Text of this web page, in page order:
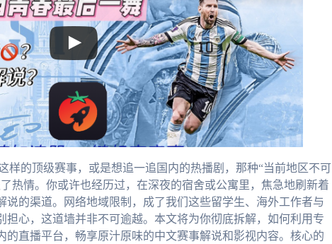
样的顶级赛事，或是想追一追国内的热播剧，那种“当前地区不可
热情。你或许也经历过，在深夜的宿舍或公寓里，焦急地刷新着
说的渠道。网络地域限制，成了我们这些留学生、海外工作者与
担心，这道墙并非不可逾越。本文将为你彻底拆解，如何利用专
的直播平台，畅享原汁原味的中文赛事解说和影视内容。核心的